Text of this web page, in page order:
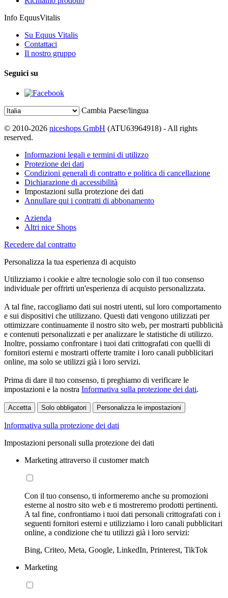
Info EquusVitalis
Su Equus Vitalis
Contattaci
Il nostro gruppo
Seguici su
Cambia Paese/lingua
© 2010-2026 niceshops GmbH (ATU63964918) - All rights
reserved.
Informazioni legali e termini di utilizzo
Protezione dei dati
Condizioni generali di contratto e politica di cancellazione
Dichiarazione di accessibilità
Impostazioni sulla protezione dei dati
Annullare qui i contratti di abbonamento
Azienda
Altri nice Shops
Recedere dal contratto
Personalizza la tua esperienza di acquisto
Utilizziamo i cookie e altre tecnologie solo con il tuo consenso
individuale per offrirti un'esperienza di acquisto personalizzata.
A tal fine, raccogliamo dati sui nostri utenti, sul loro comportamento
e sui dispositivi che utilizzano. Questi dati vengono utilizzati per
ottimizzare continuamente il nostro sito web, per mostrarti pubblicità
e contenuti personalizzati e per analizzare le statistiche di utilizzo.
Inoltre, possiamo confrontare i tuoi dati crittografati con quelli di
fornitori esterni e mostrarti offerte tramite i loro canali pubblicitari
online, ma solo se utilizzi già i loro servizi.
Prima di dare il tuo consenso, ti preghiamo di verificare le
impostazioni e la nostra Informativa sulla protezione dei dati.
Accetta Solo obbligatori Personalizza le impostazioni
Informativa sulla protezione dei dati
Impostazioni personali sulla protezione dei dati
Marketing attraverso il customer match
Con il tuo consenso, ti informeremo anche su promozioni
esterne al nostro sito web e ti mostreremo prodotti pertinenti.
A tal fine, confrontiamo i tuoi dati personali crittografati con i
seguenti fornitori esterni e utilizziamo i loro canali pubblicitari
online, a condizione che tu utilizzi già i loro servizi:
Bing, Criteo, Meta, Google, LinkedIn, Printerest, TikTok
Marketing